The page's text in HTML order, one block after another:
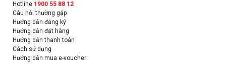
Hotline 1900 55 88 12
Câu hỏi thường gặp
Hướng dẫn đăng ký
Hướng dẫn đặt hàng
Hướng dẫn thanh toán
Cách sử dụng
Hướng dẫn mua e-voucher